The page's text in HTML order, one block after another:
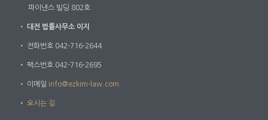
파이낸스 빌딩 802호
・ 대전 법률사무소 이지
・ 전화번호 042-716-2644
・ 팩스번호 042-716-2695
・ 이메일 info@ezkim-law.com
・ 오시는 길